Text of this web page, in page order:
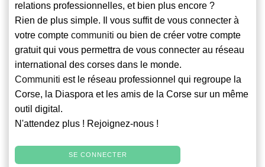
relations professionnelles, et bien plus encore ?
Rien de plus simple. Il vous suffit de vous connecter à
votre compte communiti ou bien de créer votre compte
gratuit qui vous permettra de vous connecter au réseau
international des corses dans le monde.
Communiti est le réseau professionnel qui regroupe la
Corse, la Diaspora et les amis de la Corse sur un même
outil digital.
N'attendez plus ! Rejoignez-nous !
SE CONNECTER